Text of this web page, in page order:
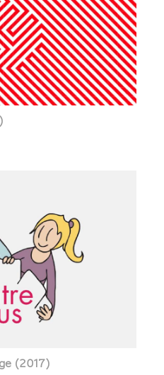
(2017)